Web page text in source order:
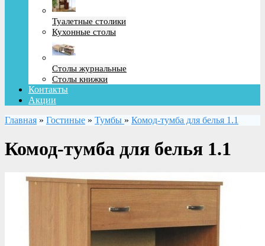
Туалетные столики
Кухонные столы
Столы журнальные
Столы книжки
Контакты
Акции
Главная » Гостиные » Тумбы » Комод-тумба для белья 1.1
Комод-тумба для белья 1.1